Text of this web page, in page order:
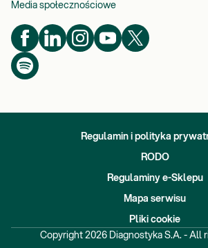
Media społecznościowe
Regulamin i polityka
RODO
Regulaminy e-Sklepu
Mapa serwisu
Pliki cookie
Copyright 2026 Diagnostyka S.A. - All